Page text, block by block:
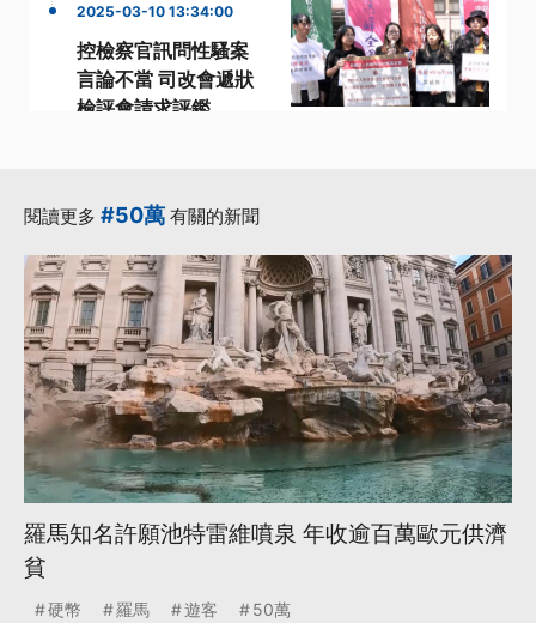
2025-03-10 13:34:00
控檢察官訊問性騷案
言論不當 司改會遞狀
檢評會請求評鑑
閱讀更多 #50萬 有關的新聞
羅馬知名許願池特雷維噴泉 年收逾百萬歐元供濟
貧
硬幣 羅馬 遊客 50萬